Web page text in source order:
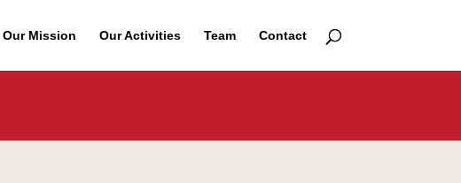
Our Mission Our Activities Team Contact